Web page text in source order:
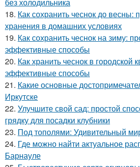
18. Как сохранить чеснок до весны:
хранения в домашних условиях
19. Как сохранить чеснок на зиму:
эффективные способы
20. Как хранить чеснок в городской
эффективные способы
21. Какие основные
Иркутске
22. Улучшите свой сад: простой
грядку для посадки клубники
23. Под тополями: Удивительный
24. Где можно найти актуальное
Барнауле